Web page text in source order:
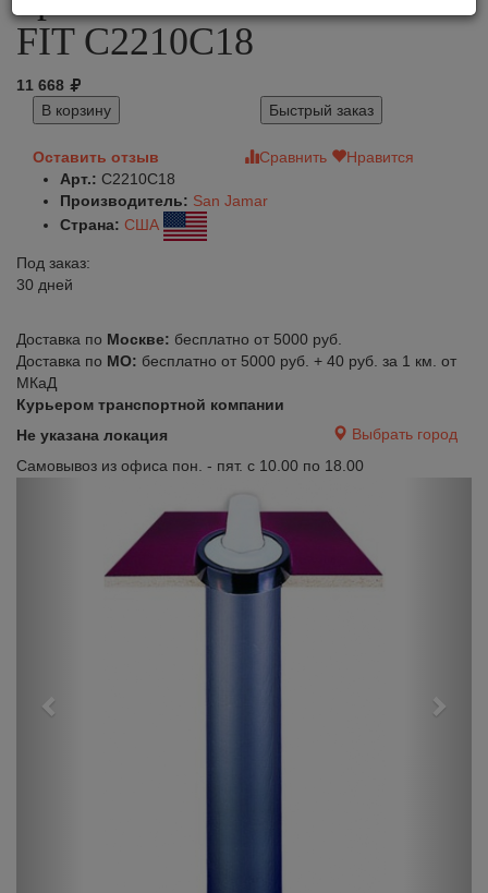
FIT C2210C18
11 668
В корзину
Быстрый заказ
Оставить отзыв Сравнить
Нравится
Арт.: C2210C18
Производитель: San Jamar
Страна: США
Под заказ:
30 дней
Доставка по Москве: бесплатно от 5000 руб.
Доставка по МО: бесплатно от 5000 руб. + 40 руб. за 1 км. от
МКаД
Курьером транспортной компании
Не указана локация
Выбрать город
Самовывоз из офиса пон. - пят. с 10.00 по 18.00